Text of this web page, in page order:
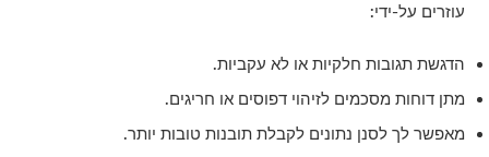
עוזרים על-ידי:
הדגשת תגובות חלקיות או לא עקביות.
מתן דוחות מסכמים לזיהוי דפוסים או חריגים.
מאפשר לך לסנן נתונים לקבלת תובנות טובות יותר.